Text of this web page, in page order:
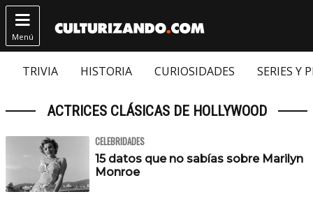

Menú
TRIVIA HISTORIA CURIOSIDADES SERIES Y
ACTRICES CLÁSICAS DE HOLLYWOOD
CELEBRIDADES
15 datos que no sabías sobre Marilyn
Monroe